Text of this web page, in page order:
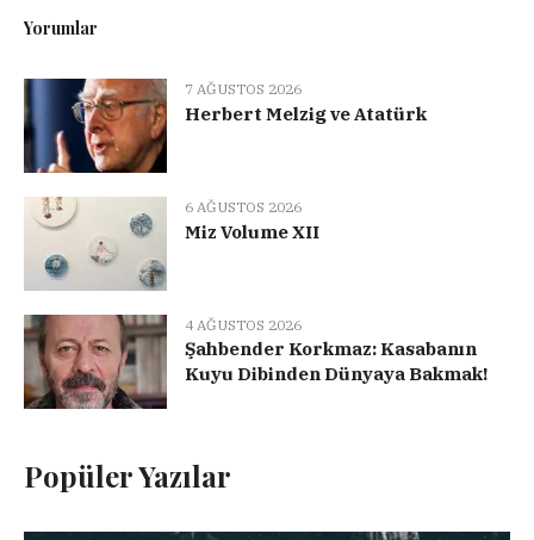
Yorumlar
7 AĞUSTOS 2026
Herbert Melzig ve Atatürk
6 AĞUSTOS 2026
Miz Volume XII
4 AĞUSTOS 2026
Şahbender Korkmaz: Kasabanın
Kuyu Dibinden Dünyaya Bakmak!
Popüler Yazılar